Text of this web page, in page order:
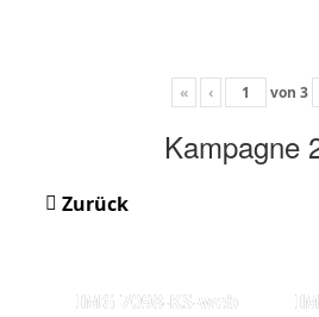
« ‹ von 3
Kampagne
Zurück
IMG 7098-KS-web